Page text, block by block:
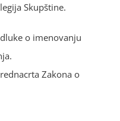
Skupštine.
o imenovanju
Zakona o